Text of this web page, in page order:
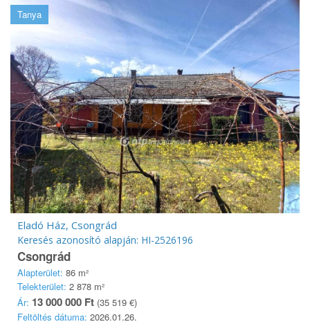
Tanya
Eladó Ház, Csongrád
Keresés azonosító alapján: HI-2526196
Csongrád
Alapterület: 86 m²
Telekterület: 2 878 m²
Ár: 13 000 000 Ft (35 519 €)
Feltöltés dátuma: 2026.01.26.